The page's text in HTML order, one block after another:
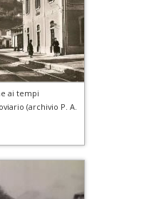
ai tempi
(archivio P. A.